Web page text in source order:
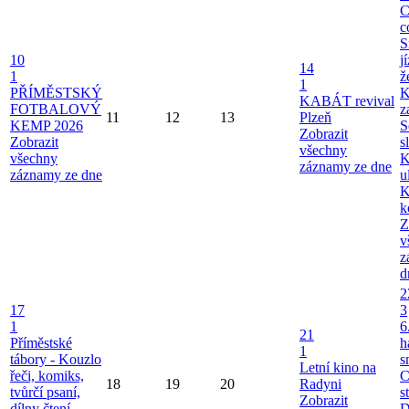
10
1
PŘÍMĚSTSKÝ
FOTBALOVÝ
KEMP 2026
Zobrazit
všechny
záznamy ze dne
11 12 13
14
1
KABÁT revival
Plzeň
Zobrazit
všechny
záznamy ze dne
17
1
Příměstské
tábory - Kouzlo
řeči, komiks,
tvůrčí psaní,
18 19 20
21
1
Letní kino na
Radyni
Zobrazit
3